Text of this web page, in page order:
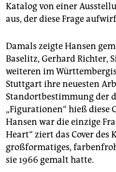
Katalog von einer
aus, der diese Frage
Damals zeigte Hansen
Baselitz, Gerhard Richter,
weiteren im
Stuttgart ihre neuesten
Standortbestimmung der
„Figurationen“ hieß diese
Hansen war die einzige
Heart“ ziert das Cover des
großformatiges,
sie 1966 gemalt hatte.